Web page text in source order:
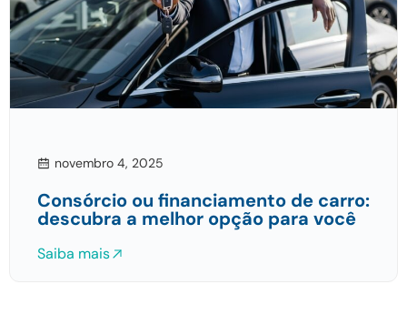
novembro 4, 2025
Consórcio ou financiamento de carro:
descubra a melhor opção para você
Saiba mais